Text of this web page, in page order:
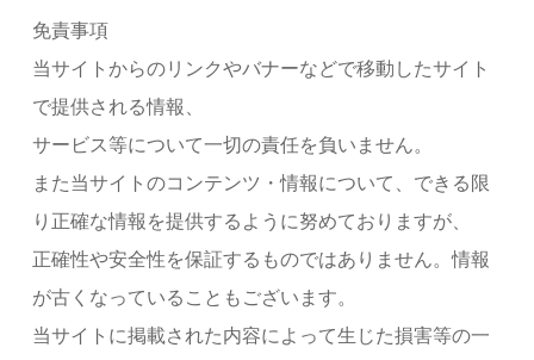
免責事項
当サイトからのリンクやバナーなどで移動したサイト
で提供される情報、
サービス等について一切の責任を負いません。
また当サイトのコンテンツ・情報について、できる限
り正確な情報を提供するように努めておりますが、
正確性や安全性を保証するものではありません。情報
が古くなっていることもございます。
当サイトに掲載された内容によって生じた損害等の一